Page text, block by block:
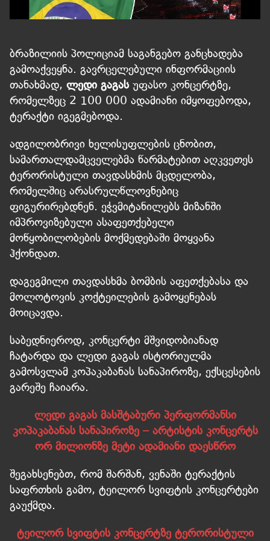
ბრაზილიის პოლიციამ საგანგებო განცხადება
გამოაქვეყნა. გავრცელებული ინფორმაციის
თანახმად, ლედი გაგასუფასო კონცერტზე,
რომელზეც 2 100 000 ადამიანი იმყოფებოდა,
ტერაქტი იგეგმებოდა.
ადგილობრივი ხელისუფლების ცნობით,
სამართალდამცველებმა წარმატებით აღკვეთეს
ტერორისტული თავდასხმის მცდელობა,
რომელშიც არასრულწლოვნებიც
ფიგურირებდნენ. ეჭვმიტანილებს მიზანში
იმპროვიზებული ასაფეთქებელი
მოწყობილობების მოქმედებაში მოყვანა
ჰქონდათ.
დაგეგმილი თავდასხმა ბომბის აფეთქებასა და
მოლოტოვის კოქტეილების გამოყენებას
მოიცავდა.
საბედნიეროდ, კონცერტი მშვიდობიანად
ჩატარდა და ლედი გაგას ისტორიულმა
გამოსვლამ კოპაკაბანას სანაპიროზე, ექსცესების
გარეშე ჩაიარა.
ლედი გაგას მასშტაბური პერფორმანსი
კოპაკაბანას სანაპიროზე – არტისტის კონცერტს
ორ მილიონზე მეტი ადამიანი დაესწრო
შეგახსენებთ, რომ შარშან, ვენაში ტერაქტის
საფრთხის გამო, ტეილორ სვიფტის კონცერტები
გაუქმდა.
ტეილორ სვიფტის კონცერტზე ტერორისტული